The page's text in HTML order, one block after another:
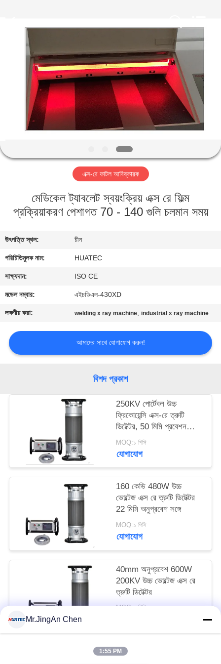
আমাদের
সম্পর্কে
কারখানা
মান
যোগাযোগ
করুন
উদ্ধৃতির
আবেদন
ম্যাপ
POLICY
এক্স-রে ফাটল আবিষ্কারক
মেডিকেল ট্যাবলেট স্বয়ংক্রিয় এক্স রে ফিল্ম
প্রক্রিয়াকরণ পেশাগত 70 - 140 গুলি চলমান সময়
উৎপত্তি স্থল: চীন
পরিচিতিমুলক নাম: HUATEC
সাক্ষ্যদান: ISO CE
মডেল নম্বার: এইচডিএল-430XD
লক্ষণীয় করা: welding x ray machine,industrial x ray machine
আমাদের সাথে যোগাযোগ করুন!
বিশদ প্রকাশ
250KV পোর্টেবল উচ্চ
ফ্রিকোয়েন্সি এক্স-রে ত্রুটি
ডিটেক্টর, 50 মিমি প্রবেশন
ক্ষমতা সহ
MOQ:১ পিসি
যোগাযোগ
160 কেভি 480W উচ্চ
ভোল্টেজ এক্স রে ত্রুটি ডিটেক্টর
22 মিমি অনুপ্রবেশ সঙ্গে
MOQ:১ পিসি
যোগাযোগ
40mm অনুপ্রবেশ 600W
200KV উচ্চ ভোল্টেজ এক্স রে
ত্রুটি ডিটেক্টর
MOQ:১ পিসি
Mr.JingAn Chen
1:55 PM